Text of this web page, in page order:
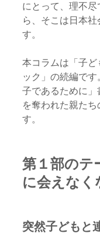
にとって、理不
ら、そこは日本
す。
本コラムは「子
ック」の続編で
子であるために
を奪われた親た
す。
第１部のテ
に会えなく
突然子どもと